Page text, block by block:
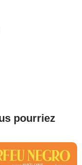
pourriez